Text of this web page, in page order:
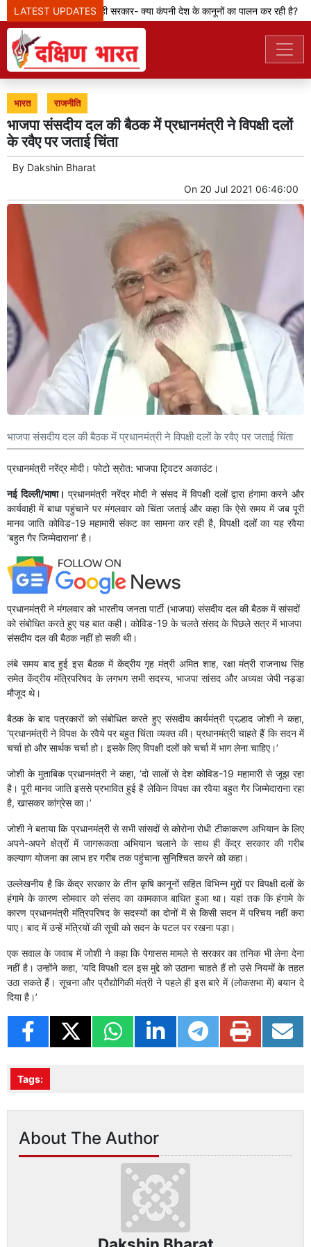
LATEST UPDATES
मेटा टीम से पूछ रही सरकार- क्या कंपनी देश के कानूनों का पालन कर रही है?
भारत राजनीति
भाजपा संसदीय दल की बैठक में प्रधानमंत्री ने विपक्षी दलों
के रवैए पर जताई चिंता
By Dakshin Bharat
On 20 Jul 2021 06:46:00
भाजपा संसदीय दल की बैठक में प्रधानमंत्री ने विपक्षी दलों के रवैए पर जताई चिंता
प्रधानमंत्री नरेंद्र मोदी। फोटो स्रोत: भाजपा ट्विटर अकाउंट।
नई दिल्ली/भाषा। प्रधानमंत्री नरेंद्र मोदी ने संसद में विपक्षी दलों द्वारा हंगामा करने और
कार्यवाही में बाधा पहुंचाने पर मंगलवार को चिंता जताई और कहा कि ऐसे समय में जब पूरी
मानव जाति कोविड-19 महामारी संकट का सामना कर रही है, विपक्षी दलों का यह रवैया
‘बहुत गैर जिम्मेदाराना’ है।
प्रधानमंत्री ने मंगलवार को भारतीय जनता पार्टी (भाजपा) संसदीय दल की बैठक में सांसदों
को संबोधित करते हुए यह बात कही। कोविड-19 के चलते संसद के पिछले सत्र में भाजपा
संसदीय दल की बैठक नहीं हो सकी थी।
लंबे समय बाद हुई इस बैठक में केंद्रीय गृह मंत्री अमित शाह, रक्षा मंत्री राजनाथ सिंह
समेत केंद्रीय मंत्रिपरिषद के लगभग सभी सदस्य, भाजपा सांसद और अध्यक्ष जेपी नड्डा
मौजूद थे।
बैठक के बाद पत्रकारों को संबोधित करते हुए संसदीय कार्यमंत्री प्रल्हाद जोशी ने कहा,
‘प्रधानमंत्री ने विपक्ष के रवैये पर बहुत चिंता व्यक्त की। प्रधानमंत्री चाहते हैं कि सदन में
चर्चा हो और सार्थक चर्चा हो। इसके लिए विपक्षी दलों को चर्चा में भाग लेना चाहिए।’
जोशी के मुताबिक प्रधानमंत्री ने कहा, ‘दो सालों से देश कोविड-19 महामारी से जूझ रहा
है। पूरी मानव जाति इससे प्रभावित हुई है लेकिन विपक्ष का रवैया बहुत गैर जिम्मेदाराना रहा
है, खासकर कांग्रेस का।’
जोशी ने बताया कि प्रधानमंत्री से सभी सांसदों से कोरोना रोधी टीकाकरण अभियान के लिए
अपने-अपने क्षेत्रों में जागरूकता अभियान चलाने के साथ ही केंद्र सरकार की गरीब
कल्याण योजना का लाभ हर गरीब तक पहुंचाना सुनिश्चित करने को कहा।
उल्लेखनीय है कि केंद्र सरकार के तीन कृषि कानूनों सहित विभिन्न मुद्दों पर विपक्षी दलों के
हंगामे के कारण सोमवार को संसद का कामकाज बाधित हुआ था। यहां तक कि हंगामे के
कारण प्रधानमंत्री मंत्रिपरिषद के सदस्यों का दोनों में से किसी सदन में परिचय नहीं करा
पाए। बाद में उन्हें मंत्रियों की सूची को सदन के पटल पर रखना पड़ा।
एक सवाल के जवाब में जोशी ने कहा कि पेगासस मामले से सरकार का तनिक भी लेना देना
नहीं है। उन्होंने कहा, ‘यदि विपक्षी दल इस मुद्दे को उठाना चाहते हैं तो उसे नियमों के तहत
उठा सकते हैं। सूचना और प्रौद्योगिकी मंत्री ने पहले ही इस बारे में (लोकसभा में) बयान दे
दिया है।’
Tags:
About The Author